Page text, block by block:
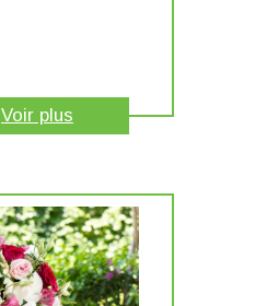
Voir plus